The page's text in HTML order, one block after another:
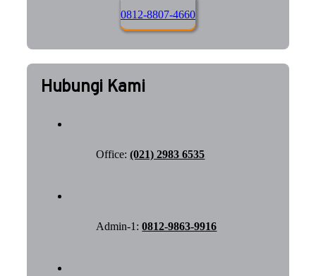
0812-8807-4660
Hubungi Kami
Office:(021) 2983 6535
Admin-1:0812-9863-9916